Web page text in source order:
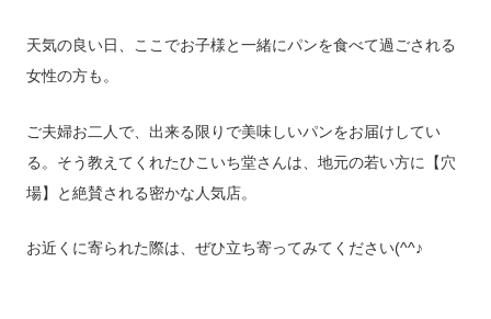
天気の良い日、ここでお子様と一緒にパンを食べて過ごされる
女性の方も。
ご夫婦お二人で、出来る限りで美味しいパンをお届けしてい
る。そう教えてくれたひこいち堂さんは、地元の若い方に【穴
場】と絶賛される密かな人気店。
お近くに寄られた際は、ぜひ立ち寄ってみてください(^^♪